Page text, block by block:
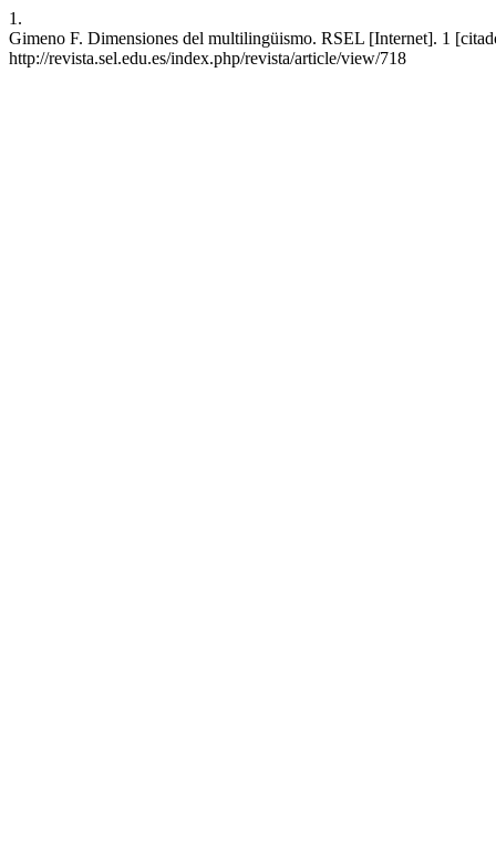
1.
Gimeno F. Dimensiones del multilingüismo. RSEL [Internet]. 1
http://revista.sel.edu.es/index.php/revista/article/view/718